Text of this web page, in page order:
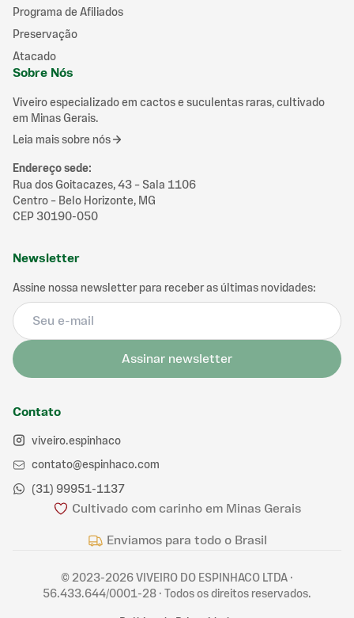
Programa de Afiliados
Preservação
Atacado
Sobre Nós
Viveiro especializado em cactos e suculentas raras, cultivado
em Minas Gerais.
Leia mais sobre nós
Endereço sede:
Rua dos Goitacazes, 43 – Sala 1106
Centro – Belo Horizonte, MG
CEP 30190-050
Newsletter
Assine nossa newsletter para receber as últimas novidades:
Assinar newsletter
Contato
viveiro.espinhaco
contato@espinhaco.com
(31) 99951-1137
Cultivado com carinho em Minas Gerais
Enviamos para todo o Brasil
© 2023-2026VIVEIRO DO ESPINHACO LTDA ·
56.433.644/0001-28 · Todos os direitos reservados.